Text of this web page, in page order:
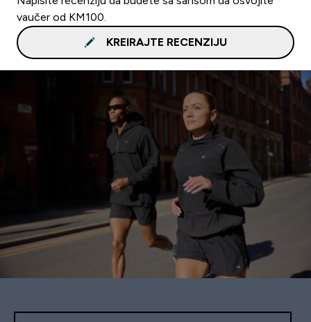
vaučer od KM100.
KREIRAJTE RECENZIJU